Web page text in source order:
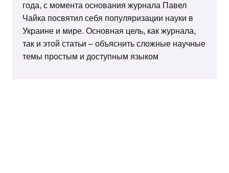
года, с момента основания журнала Павел
Чайка посвятил себя популяризации науки в
Украине и мире. Основная цель, как журнала,
так и этой статьи – объяснить сложные научные
темы простым и доступным языком